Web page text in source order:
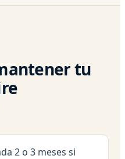
tu
2 o 3 meses si